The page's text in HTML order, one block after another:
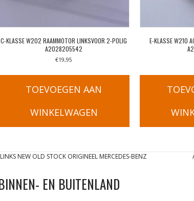
C-KLASSE W202 RAAMMOTOR LINKSVOOR 2-POLIG
A2028205542
€19,95
TOEVOEGEN AAN
WINKELWAGEN
E-KLASSE W210
NEW OLD STOCK ORIGINEEL MERCEDES-BENZ
EN BUITENLAND